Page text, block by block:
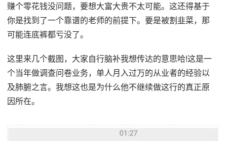
赚个零花钱没问题，要想大富大贵不太可能。这还得基于
你是找到了一个靠谱的老师的前提下。要是被割韭菜，那
可能连底裤都亏没了。
这里来几个截图，大家自行脑补我想传达的意思哈!这是一
个当年做调查问卷业务，单人月入过万的从业者的经验以
及肺腑之言。我想这也是为什么他不继续做这行的真正原
因所在。